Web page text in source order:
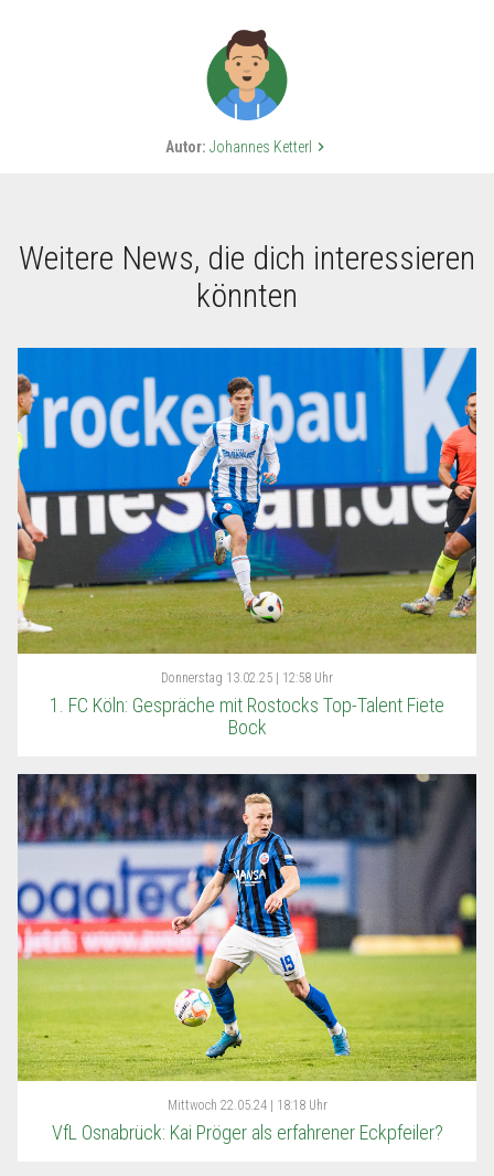
Autor: Johannes Ketterl keyboard_arrow_right
Weitere News, die dich interessieren
könnten
Donnerstag 13.02.25 | 12:58 Uhr
1. FC Köln: Gespräche mit Rostocks Top-Talent Fiete
Bock
Mittwoch 22.05.24 | 18:18 Uhr
VfL Osnabrück: Kai Pröger als erfahrener Eckpfeiler?